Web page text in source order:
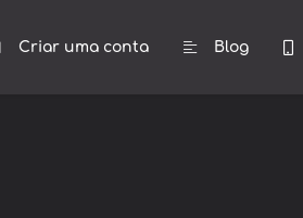
Criar uma conta Blog